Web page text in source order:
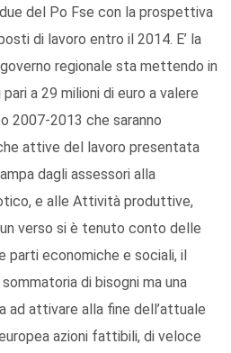
del Po Fse con la prospettiva
di lavoro entro il 2014. E’ la
regionale sta mettendo in
a 29 milioni di euro a valere
2007-2013 che saranno
attive del lavoro presentata
dagli assessori alla
e alle Attività produttive,
verso si è tenuto conto delle
economiche e sociali, il
di bisogni ma una
ad attivare alla fine dell’attuale
azioni fattibili, di veloce